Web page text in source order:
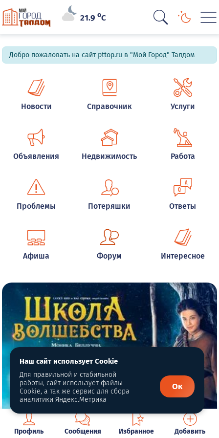
21.9oC
Добро пожаловать на сайт pttop.ru в "Мой Город" Талдом
Новости Справочник Услуги
Объявления Недвижимость Работа
Проблемы Потеряшки Ответы
Афиша Форум Интересное
Профиль Сообщения Избранное Добавить
Наш сайт использует Cookie
Для правильной и стабильной
работы, сайт использует файлы
Cookie, а так же сервис для сбора
аналитики Яндекс.Метрика
Ок